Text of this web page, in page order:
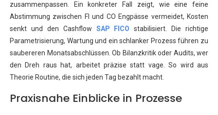
zusammenpassen. Ein konkreter Fall zeigt, wie eine feine
Abstimmung zwischen FI und CO Engpässe vermeidet, Kosten
senkt und den Cashflow SAP FICO stabilisiert. Die richtige
Parametrisierung, Wartung und ein schlanker Prozess führen zu
saubereren Monatsabschlüssen. Ob Bilanzkritik oder Audits, wer
den Dreh raus hat, arbeitet präzise statt vage. So wird aus
Theorie Routine, die sich jeden Tag bezahlt macht.
Praxisnahe Einblicke in Prozesse